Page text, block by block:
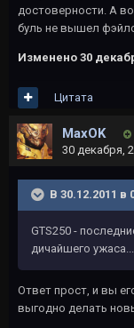
достоверности. А
буль не вышел
Изменено 30
Цитата
MaxOK
30 декабря,
В 30.12.2011 в
GTS250 -
дичайшего ужаса...
Ответ прост, и вы
выгодно делать